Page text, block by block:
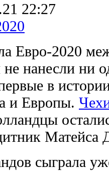
22:27
Евро-2020
нанесли ни
в
и Европы.
Матейса
сыграла